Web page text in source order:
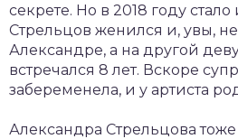
секрете. Но в 2018 году стало
Стрельцов женился и, увы,
Александре, а на другой
встречался 8 лет. Вскоре
забеременела, и у артиста
Александра Стрельцова